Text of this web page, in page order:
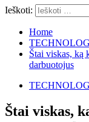
Ieškoti:
Home
Štai viskas, ką
darbuotojus
Štai viskas,